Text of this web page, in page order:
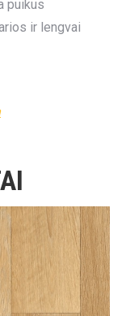
puikus
ir lengvai